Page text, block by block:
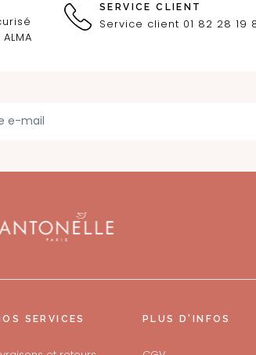
SERVICE CLIENT
Service client 01 82 28 19
SERVICES PLUS D'INFOS